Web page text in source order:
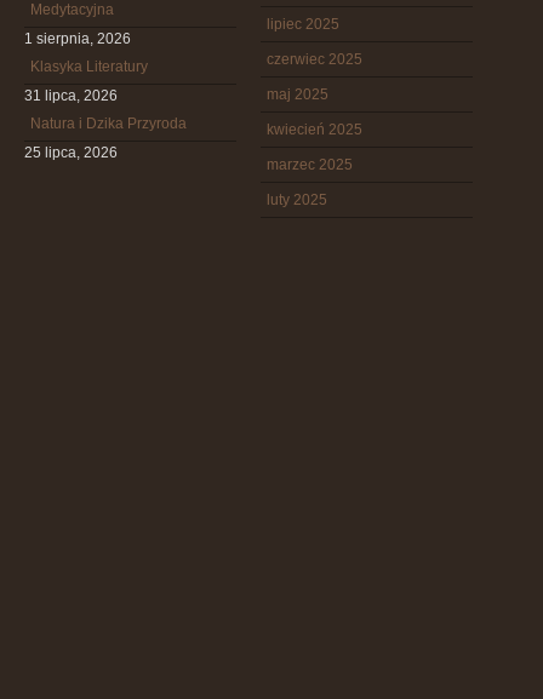
Medytacyjna
1 sierpnia, 2026
Klasyka Literatury
31 lipca, 2026
Natura i Dzika Przyroda
25 lipca, 2026
lipiec 2025
czerwiec 2025
maj 2025
kwiecień 2025
marzec 2025
luty 2025